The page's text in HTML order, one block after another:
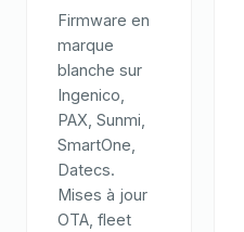
Firmware en
marque
blanche sur
Ingenico,
PAX, Sunmi,
SmartOne,
Datecs.
Mises à jour
OTA, fleet